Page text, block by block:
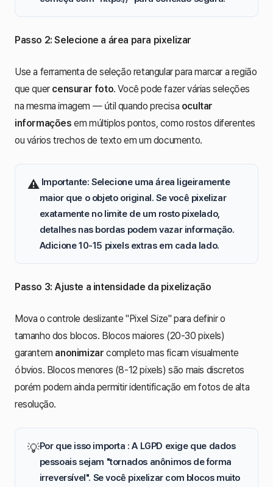
Passo 2: Selecione a área para pixelizar
Use a ferramenta de seleção retangular para marcar a região
que quer censurar foto. Você pode fazer várias seleções
na mesma imagem — útil quando precisa ocultar
informações em múltiplos pontos, como rostos diferentes
ou vários trechos de texto em um documento.
⚠ Importante: Selecione uma área ligeiramente
maior que o objeto original. Se você pixelizar
exatamente no limite de um rosto pixelado,
detalhes nas bordas podem vazar informação.
Adicione 10-15 pixels extras em cada lado.
Passo 3: Ajuste a intensidade da pixelização
Mova o controle deslizante "Pixel Size" para definir o
tamanho dos blocos. Blocos maiores (20-30 pixels)
garantem anonimizar completo mas ficam visualmente
óbvios. Blocos menores (8-12 pixels) são mais discretos
porém podem ainda permitir identificação em fotos de alta
resolução.
💡Por que isso importa : A LGPD exige que dados
pessoais sejam "tornados anônimos de forma
irreversível". Se você pixelizar com blocos muito